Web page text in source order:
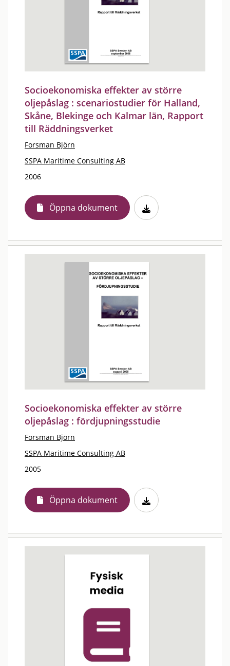
Socioekonomiska effekter av större
oljepåslag : scenariostudier för Halland,
Skåne, Blekinge och Kalmar län, Rapport
till Räddningsverket
Forsman Björn
SSPA Maritime Consulting AB
2006
Öppna dokument
Socioekonomiska effekter av större
oljepåslag : fördjupningsstudie
Forsman Björn
SSPA Maritime Consulting AB
2005
Öppna dokument